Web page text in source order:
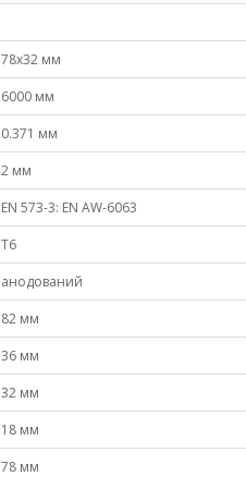
78х32 мм
6000 мм
0.371 мм
2 мм
EN 573-3: EN AW-6063
Т6
анодований
82 мм
36 мм
32 мм
18 мм
78 мм